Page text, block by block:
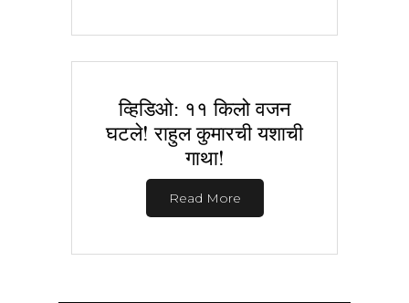
व्हिडिओ: ११ किलो वजन
घटले! राहुल कुमारची यशाची
गाथा!
Read More